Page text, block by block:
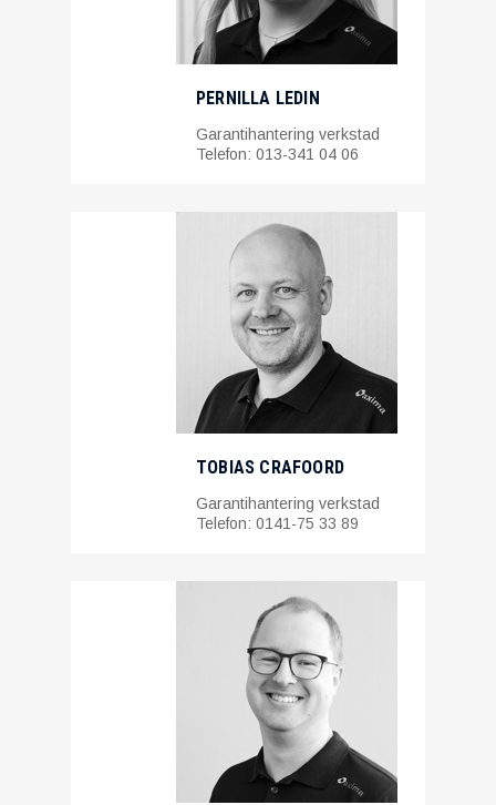
PERNILLA LEDIN
Garantihantering verkstad
Telefon: 013-341 04 06
TOBIAS CRAFOORD
Garantihantering verkstad
Telefon: 0141-75 33 89